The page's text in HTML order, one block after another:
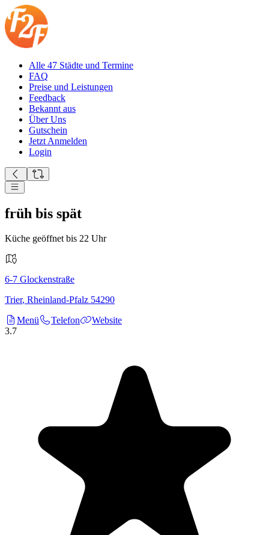
Alle 47 Städte und Termine
FAQ
Preise und Leistungen
Feedback
Bekannt aus
Über Uns
Gutschein
Jetzt Anmelden
Login
früh bis spät
Küche geöffnet bis 22 Uhr
6-7 Glockenstraße
Trier, Rheinland-Pfalz 54290
Menü
Telefon
Website
3.7